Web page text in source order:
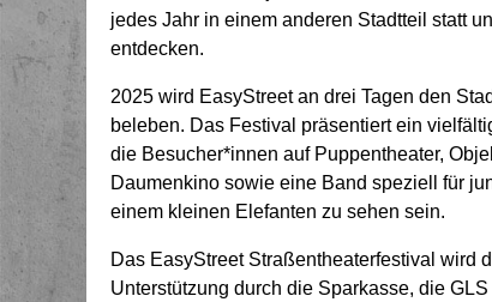
jedes Jahr in einem anderen Stadtteil statt
entdecken.
2025 wird EasyStreet an drei Tagen den
beleben. Das Festival präsentiert ein
die Besucher*innen auf Puppentheater,
Daumenkino sowie eine Band speziell für
einem kleinen Elefanten zu sehen sein.
Das EasyStreet Straßentheaterfestival wird
Unterstützung durch die Sparkasse, die